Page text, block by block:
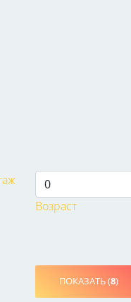
Возраст
ПОКАЗАТЬ (8)